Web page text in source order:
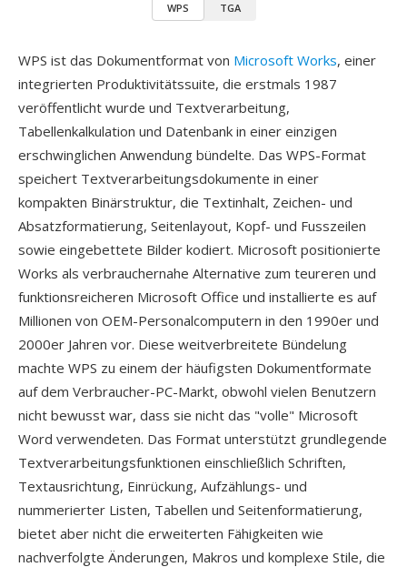
WPS TGA
WPS ist das Dokumentformat von Microsoft Works, einer
integrierten Produktivitätssuite, die erstmals 1987
veröffentlicht wurde und Textverarbeitung,
Tabellenkalkulation und Datenbank in einer einzigen
erschwinglichen Anwendung bündelte. Das WPS-Format
speichert Textverarbeitungsdokumente in einer
kompakten Binärstruktur, die Textinhalt, Zeichen- und
Absatzformatierung, Seitenlayout, Kopf- und Fusszeilen
sowie eingebettete Bilder kodiert. Microsoft positionierte
Works als verbrauchernahe Alternative zum teureren und
funktionsreicheren Microsoft Office und installierte es auf
Millionen von OEM-Personalcomputern in den 1990er und
2000er Jahren vor. Diese weitverbreitete Bündelung
machte WPS zu einem der häufigsten Dokumentformate
auf dem Verbraucher-PC-Markt, obwohl vielen Benutzern
nicht bewusst war, dass sie nicht das "volle" Microsoft
Word verwendeten. Das Format unterstützt grundlegende
Textverarbeitungsfunktionen einschließlich Schriften,
Textausrichtung, Einrückung, Aufzählungs- und
nummerierter Listen, Tabellen und Seitenformatierung,
bietet aber nicht die erweiterten Fähigkeiten wie
nachverfolgte Änderungen, Makros und komplexe Stile, die